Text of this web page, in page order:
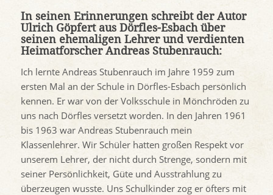
In seinen Erinnerungen schreibt der Autor
Ulrich Göpfert aus Dörfles-Esbach über
seinen ehemaligen Lehrer und verdienten
Heimatforscher Andreas Stubenrauch:
Ich lernte Andreas Stubenrauch im Jahre 1959 zum
ersten Mal an der Schule in Dörfles-Esbach persönlich
kennen. Er war von der Volksschule in Mönchröden zu
uns nach Dörfles versetzt worden. In den Jahren 1961
bis 1963 war Andreas Stubenrauch mein
Klassenlehrer. Wir Schüler hatten großen Respekt vor
unserem Lehrer, der nicht durch Strenge, sondern mit
seiner Persönlichkeit, Güte und Ausstrahlung zu
überzeugen wusste. Uns Schulkinder zog er öfters mit